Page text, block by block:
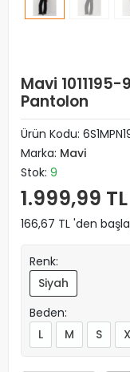
Mavi 1011195-
Pantolon
Ürün Kodu:
Marka: Mavi
Stok: 9
1.999,99 TL
166,67 TL 'den
Renk:
Siyah
Beden:
L
M S